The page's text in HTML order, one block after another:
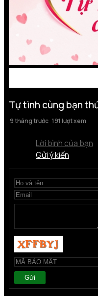
Tự tình cùng bạn
9 tháng trước 191 lượt xem
Lời bình của bạn
Gửi ý kiến
Gửi